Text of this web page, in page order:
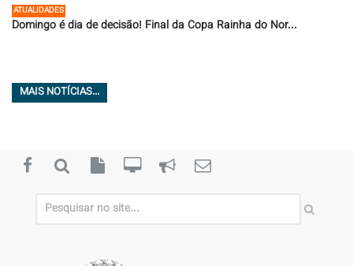
ATUALIDADES
Domingo é dia de decisão! Final da Copa Rainha do Nor...
MAIS NOTÍCIAS...